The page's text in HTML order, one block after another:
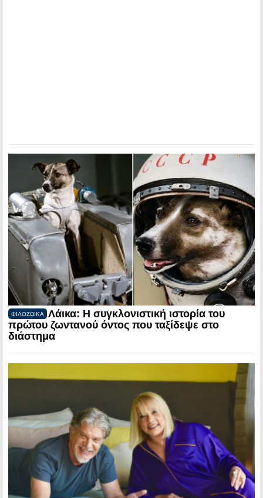
ΦΙΛΟΖΩΙΚΑ
Λάικα: Η συγκλονιστική ιστορία του
πρώτου ζωντανού όντος που ταξίδεψε στο
διάστημα